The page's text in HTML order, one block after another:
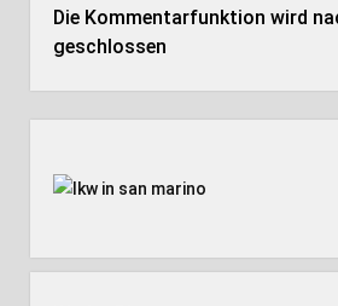
Die Kommentarfunktion wird
geschlossen